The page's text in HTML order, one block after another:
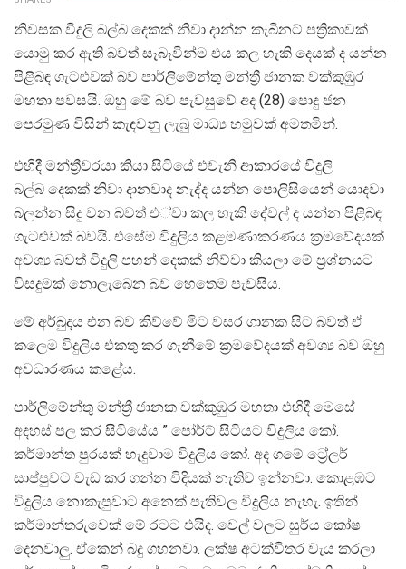
නිවසක විදුලි බල්බ දෙකක් නිවා දාන්න කැබිනට් පත්‍රිකාවක්
යොමු කර ඇති බවත් සෑබෑවින්ම එය කල හැකි දෙයක් ද යන්න
පිළිබඳ ගැටළුවක් බව පාර්ලිමේන්තු මන්ත්‍රී ජානක වක්කුඹුර
මහතා පවසයි. ඔහු මේ බව පැවසුවේ අද (28) පොදු ජන
පෙරමුණ විසින් කැඳවනු ලැබු මාධ්‍ය හමුවක් අමතමින්.
එහිදී මන්ත්‍රීවරයා කියා සිටියේ එවැනි ආකාරයේ විදුලි
බල්බ දෙකක් නිවා දානවාද නැද්ද යන්න පොලිසියෙන් යොදවා
බලන්න සිදු වන බවත් එ්වා කල හැකි දේවල් ද යන්න පිළිබඳ
ගැටළුවක් බවයි. එසේම විදුලිය කළමණාකරණය ක්‍රමවේදයක්
අවශ්‍ය බවත් විදුලි පහන් දෙකක් නිව්වා කියලා මේ ප්‍රශ්නයට
විසදුමක් නොලැබෙන බව හෙතෙම පැවසිය.
මේ අර්බුදය එන බව කිව්වේ මිට වසර ගානක සිට බවත් ඒ
කලෙම විදුලිය එකතු කර ගැනීමේ ක්‍රමවේදයක් අවශ්‍ය බව ඔහු
අවධාරණය කළේය.
පාර්ලිමේන්තු මන්ත්‍රී ජානක වක්කුඹුර මහතා එහිදී මෙසේ
අදහස් පල කර සිටියේය ” පෝර්ට් සිටියට විදුලිය කෝ.
කර්මාන්ත පුරයක් හැදුවාම විදුලිය කෝ. අද ගමේ ට්‍රේලර්
සාප්පුවට වැඩ කර ගන්න විදියක් නැතිව ඉන්නවා. කොළඹට
විදුලිය නොකැපුවාට අනෙක් පැතිවල විදුලිය නැහැ. ඉතින්
කර්මාන්තරුවෙක් මේ රටට එයිද. වෙල් වලට සුර්ය කෝෂ
දෙනවාලු. ඒකෙන් බදු ගහනවා. ලක්ෂ අටක්විතර වැය කරලා